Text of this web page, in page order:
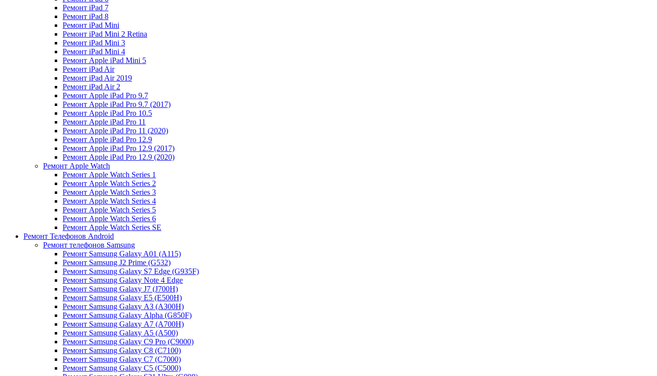
Ремонт iPad 7
Ремонт iPad 8
Ремонт iPad Mini
Ремонт iPad Mini 2 Retina
Ремонт iPad Mini 3
Ремонт iPad Mini 4
Ремонт Apple iPad Mini 5
Ремонт iPad Air
Ремонт iPad Air 2019
Ремонт iPad Air 2
Ремонт Apple iPad Pro 9.7
Ремонт Apple iPad Pro 9.7 (2017)
Ремонт Apple iPad Pro 10.5
Ремонт Apple iPad Pro 11
Ремонт Apple iPad Pro 11 (2020)
Ремонт Apple iPad Pro 12.9
Ремонт Apple iPad Pro 12.9 (2017)
Ремонт Apple iPad Pro 12.9 (2020)
Ремонт Apple Watch
Ремонт Apple Watch Series 1
Ремонт Apple Watch Series 2
Ремонт Apple Watch Series 3
Ремонт Apple Watch Series 4
Ремонт Apple Watch Series 5
Ремонт Apple Watch Series 6
Ремонт Apple Watch Series SE
Ремонт Телефонов Android
Ремонт телефонов Samsung
Ремонт Samsung Galaxy A01 (A115)
Ремонт Samsung J2 Prime (G532)
Ремонт Samsung Galaxу S7 Edge (G9З5F)
Ремонт Samsung Galaxу Note 4 Edge
Ремонт Samsung Galaxу J7 (J700H)
Ремонт Samsung Galaxу E5 (E500H)
Ремонт Samsung Galaxу AЗ (AЗ00H)
Ремонт Samsung Galaxу Alpha (G850F)
Ремонт Samsung Galaxу A7 (A700H)
Ремонт Samsung Galaxу A5 (A500)
Ремонт Samsung Galaxy С9 Pro (C9000)
Ремонт Samsung Galaxy С8 (C7100)
Ремонт Samsung Galaxy С7 (C7000)
Ремонт Samsung Galaxy С5 (C5000)